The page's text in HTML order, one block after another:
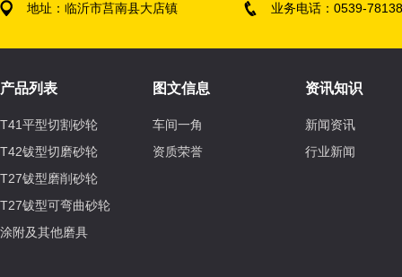
地址：临沂市莒南县大店镇 业务电话：0539-
产品列表
T41平型切割砂轮
T42钹型切磨砂轮
T27钹型磨削砂轮
T27钹型可弯曲砂轮
涂附及其他磨具
图文信息
车间一角
资质荣誉
资讯知识
新闻资讯
行业新闻